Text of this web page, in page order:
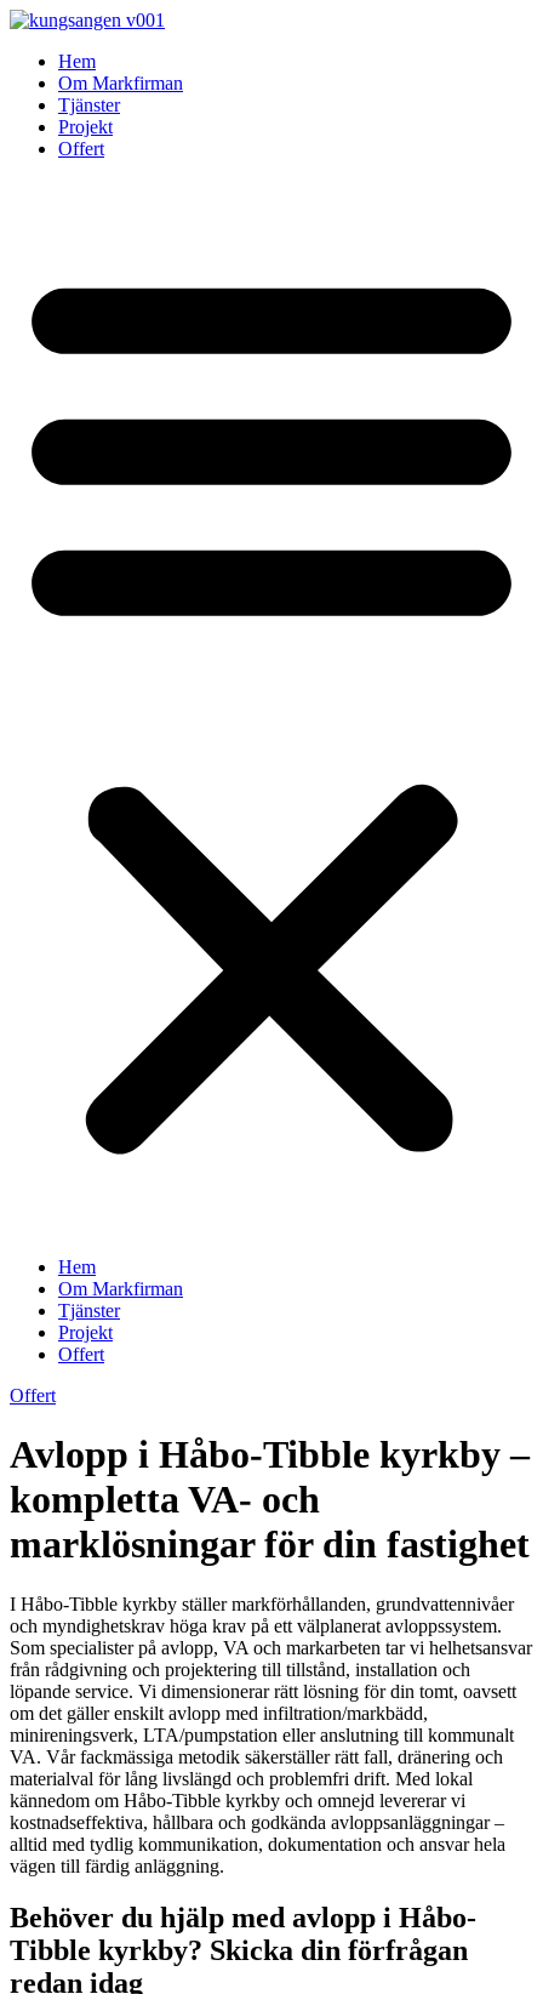
Skip
contentHem
Om Markfirman
Tjänster
Projekt
Offert
Hem
Om Markfirman
Tjänster
Projekt
Offert
Offert
Avlopp i Håbo-Tibble kyrkby –
kompletta VA- och
marklösningar för din fastighet
I Håbo-Tibble kyrkby ställer markförhållanden, grundvattennivåer
och myndighetskrav höga krav på ett välplanerat avloppssystem.
Som specialister på avlopp, VA och markarbeten tar vi helhetsansvar
från rådgivning och projektering till tillstånd, installation och
löpande service. Vi dimensionerar rätt lösning för din tomt, oavsett
om det gäller enskilt avlopp med infiltration/markbädd,
minireningsverk, LTA/pumpstation eller anslutning till kommunalt
VA. Vår fackmässiga metodik säkerställer rätt fall, dränering och
materialval för lång livslängd och problemfri drift. Med lokal
kännedom om Håbo-Tibble kyrkby och omnejd levererar vi
kostnadseffektiva, hållbara och godkända avloppsanläggningar –
alltid med tydlig kommunikation, dokumentation och ansvar hela
vägen till färdig anläggning.
Behöver du hjälp med avlopp i Håbo-
Tibble kyrkby? Skicka din förfrågan
redan idag